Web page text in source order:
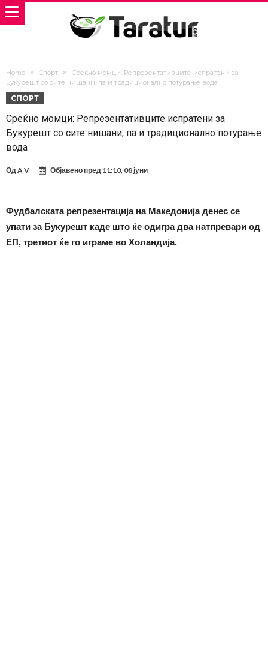
Home Спорт
Среќно момци: Репрезентативците испратени за
Букурешт со сите нишани, па и традиционално потурање вода
СПОРТ
Среќно момци: Репрезентативците испратени за
Букурешт со сите нишани, па и традиционално потурање
вода
ОдA V Објавено пред 11:10, 08 јуни
Фудбалската репрезентација на Македонија денес се
упати за Букурешт каде што ќе одигра два натпревари од
ЕП, третиот ќе го играме во Холандија.